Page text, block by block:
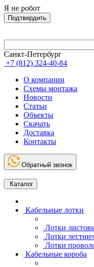
Я не робот
Подтвердить
Санкт-Петербург
+7 (812) 324-40-84
О компании
Схемы монтажа
Новости
Статьи
Объекты
Скачать
Доставка
Контакты
Обратный звонок
Каталог
Кабельные лотки
Лотки
Лотки
Лотки
Кабельные короба